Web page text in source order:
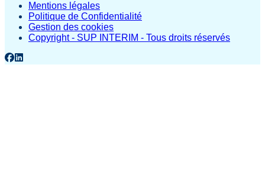
Mentions légales
Politique de Confidentialité
Gestion des cookies
Copyright - SUP INTERIM - Tous droits réservés